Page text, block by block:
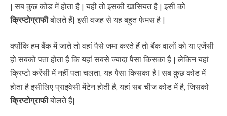
| सब कुछ कोड में होता है | यही तो इसकी खासियत है | इसी को
क्रिप्टोग्राफीबोलते हैं| इसी वजह से यह बहुत फेमस है |
क्योंकि हम बैंक में जाते तो वहां पैसे जमा करते हैं तो बैंक वालों को या एजेंसी
हो सबको पता होता है कि यहां सबसे ज्यादा पैसा किसका है | लेकिन यहां
क्रिप्टो करेंसी में नहीं पता चलता, यह पैसा किसका है l सब कुछ कोड में
होता है इसीलिए प्राइवेसी मेंटेन होती है, यहां सब चीज कोड में है, जिसको
क्रिप्टोग्राफीबोलते हैं|